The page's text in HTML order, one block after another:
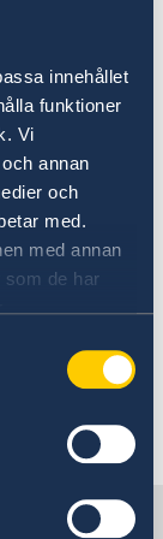
innehållet
funktioner
Vi
annan
och
med.
med annan
som de har
och X